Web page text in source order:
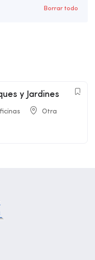
Borrar todo
y Jardines
Otra